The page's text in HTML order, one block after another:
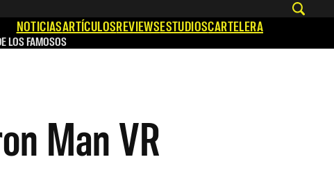
NOTICIASARTÍCULOSREVIEWSESTUDIOSCARTELERA
LOS FAMOSOS
Man VR